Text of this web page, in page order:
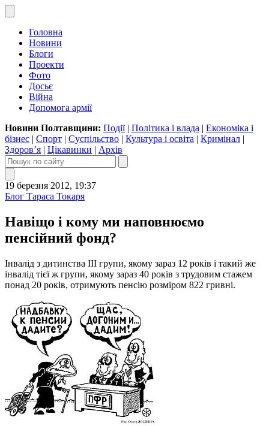
Головна
Новини
Блоги
Проекти
Фото
Досьє
Війна
Допомога армії
Новини Полтавщини: Події| Політика і влада | Економіка і
бізнес | Спорт | Суспільство | Культура і освіта | Кримінал |
Здоров’я | Цікавинки | Архів
19 березня 2012, 19:37
Блог Тараса Токаря
Навіщо і кому ми наповнюємо
пенсійний фонд?
Інвалід з дитинства ІІІ групи, якому зараз 12 років і такий же
інвалід тієї ж групи, якому зараз 40 років з трудовим стажем
понад 20 років, отримують пенсію розміром 822 гривні.